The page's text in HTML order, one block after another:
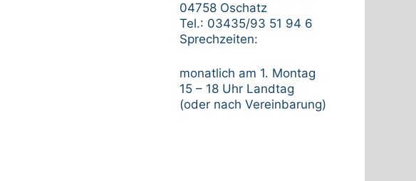
04758 Oschatz
Tel.: 03435/93 51 94 6
Sprechzeiten:
monatlich am 1. Montag
15 – 18 Uhr Landtag
(oder nach Vereinbarung)